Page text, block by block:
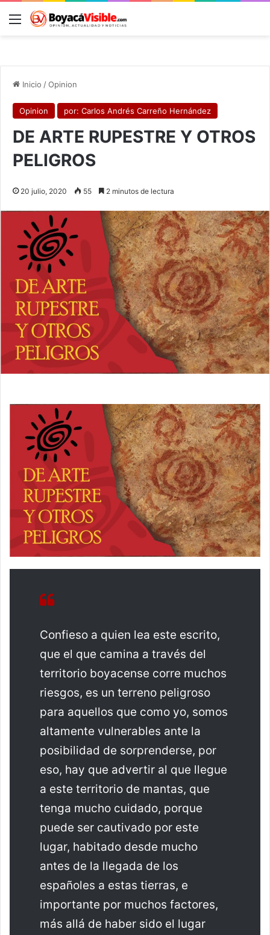
Menú
Inicio /Opinion
Opinion por: Carlos Andrés Carreño Hernández
DE ARTE RUPESTRE Y OTROS
PELIGROS
20 julio, 2020 55 2 minutos de lectura
Confieso a quien lea este escrito,
que el que camina a través del
territorio boyacense corre muchos
riesgos, es un terreno peligroso
para aquellos que como yo, somos
altamente vulnerables ante la
posibilidad de sorprenderse, por
eso, hay que advertir al que llegue
a este territorio de mantas, que
tenga mucho cuidado, porque
puede ser cautivado por este
lugar, habitado desde mucho
antes de la llegada de los
españoles a estas tierras, e
importante por muchos factores,
más allá de haber sido el lugar